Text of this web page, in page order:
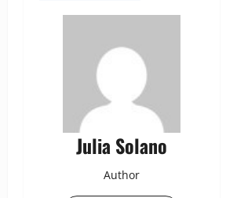
Julia Solano
Author